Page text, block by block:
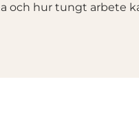
och hur tungt arbete